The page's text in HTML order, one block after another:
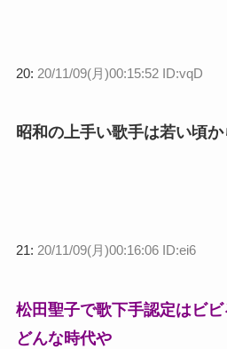
20: 20/11/09(月)00:15:52 ID:vqD
昭和の上手い歌手は若い頃
21: 20/11/09(月)00:16:06 ID:ei6
松田聖子で歌下手認定はビビ
どんな時代や